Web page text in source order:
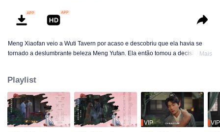
Meng Xiaofan veio a Wuti Tavern por acaso e descobriu que ela havia se
tornado a deslumbrante beleza Meng Yufan. Ela então tomou a decisão
teve que escolher entre amor e pessoas...
Mais
Playlist
VIP VIP